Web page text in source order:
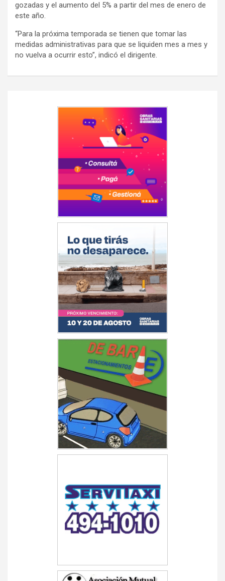
gozadas y el aumento del 5% a partir del mes de enero de
este año.
“Para la próxima temporada se tienen que tomar las
medidas administrativas para que se liquiden mes a mes y
no vuelva a ocurrir esto”, indicó el dirigente.